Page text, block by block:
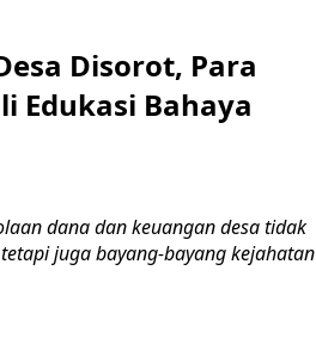
Disorot, Para
Edukasi Bahaya
dana dan keuangan desa tidak
juga bayang-bayang kejahatan